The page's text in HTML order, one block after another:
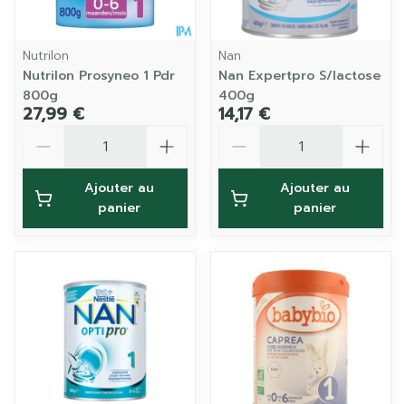
Nutrilon
Nutrilon Prosyneo 1 Pdr
800g
27,99 €
Ajouter au
panier
Nan
Nan Expertpro S/lactose
400g
14,17 €
Ajouter au
panier